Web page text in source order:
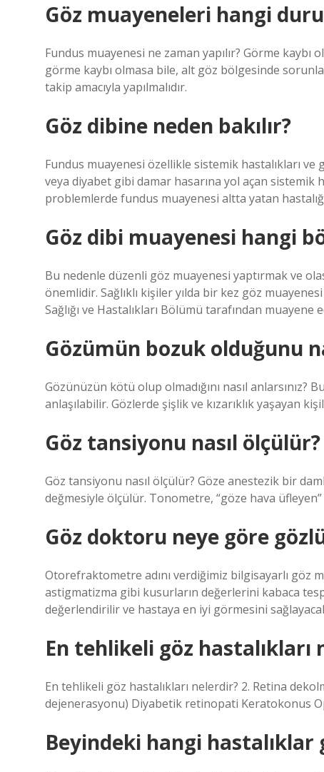
Göz muayeneleri hangi
Fundus muayenesi ne zaman yapılır? Görme kaybı
görme kaybı olmasa bile, alt göz bölgesinde
takip amacıyla yapılmalıdır.
Göz dibine neden bakılır?
Fundus muayenesi özellikle sistemik hastalıkları
veya diyabet gibi damar hasarına yol açan
problemlerde fundus muayenesi altta yatan
Göz dibi muayenesi hangi
Bu nedenle düzenli göz muayenesi yaptırmak ve
önemlidir. Sağlıklı kişiler yılda bir kez göz
Sağlığı ve Hastalıkları Bölümü tarafından muayene
Gözümün bozuk olduğunu
Gözünüzün kötü olup olmadığını nasıl anlarsınız?
anlaşılabilir. Gözlerde şişlik ve kızarıklık yaşayan
Göz tansiyonu nasıl ölçülür?
Göz tansiyonu nasıl ölçülür? Göze anestezik bir
değmesiyle ölçülür. Tonometre, “göze hava üfleyen”
Göz doktoru neye göre
Otorefraktometre adını verdiğimiz bilgisayarlı göz
astigmatizma gibi kusurların değerlerini kabaca
değerlendirilir ve hastaya en iyi görmesini
En tehlikeli göz hastalıkları
En tehlikeli göz hastalıkları nelerdir? 2. Retina
dejenerasyonu) Diyabetik retinopati Keratokonus
Beyindeki hangi hastalıklar